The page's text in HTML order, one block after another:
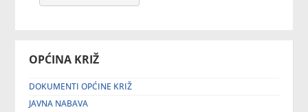
OPĆINA KRIŽ
DOKUMENTI OPĆINE KRIŽ
JAVNA NABAVA